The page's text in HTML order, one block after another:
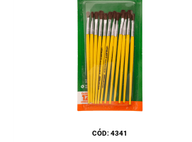
:4341